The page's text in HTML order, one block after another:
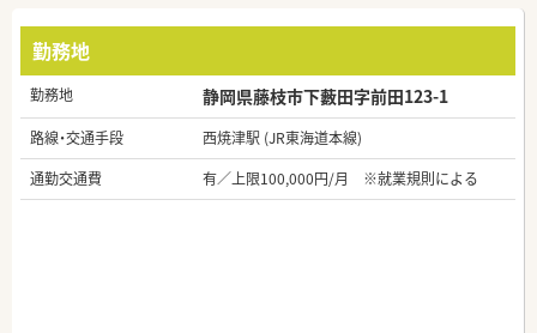
勤務地
勤務地 静岡県藤枝市下藪田字前田123-1
路線・交通手段
西焼津駅 (JR東海道本線)
通勤交通費
有／上限100,000円/月 ※就業規則による